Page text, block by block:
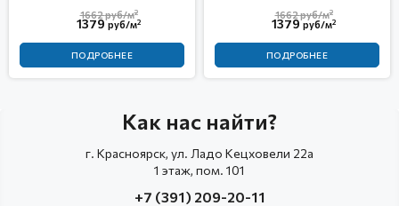
1379руб/м2
1662руб/м2
ПОДРОБНЕЕ
1379руб/м2
1662руб/м2
ПОДРОБНЕЕ
Как нас найти?
г. Красноярск, ул. Ладо Кецховели 22а
1 этаж, пом. 101
+7 (391) 209-20-11